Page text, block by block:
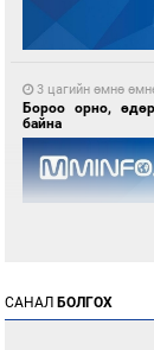
3 цагийн өмнө
Бороо орно,
байна
18 цагийн өмнө
САНАЛ БОЛГОХ